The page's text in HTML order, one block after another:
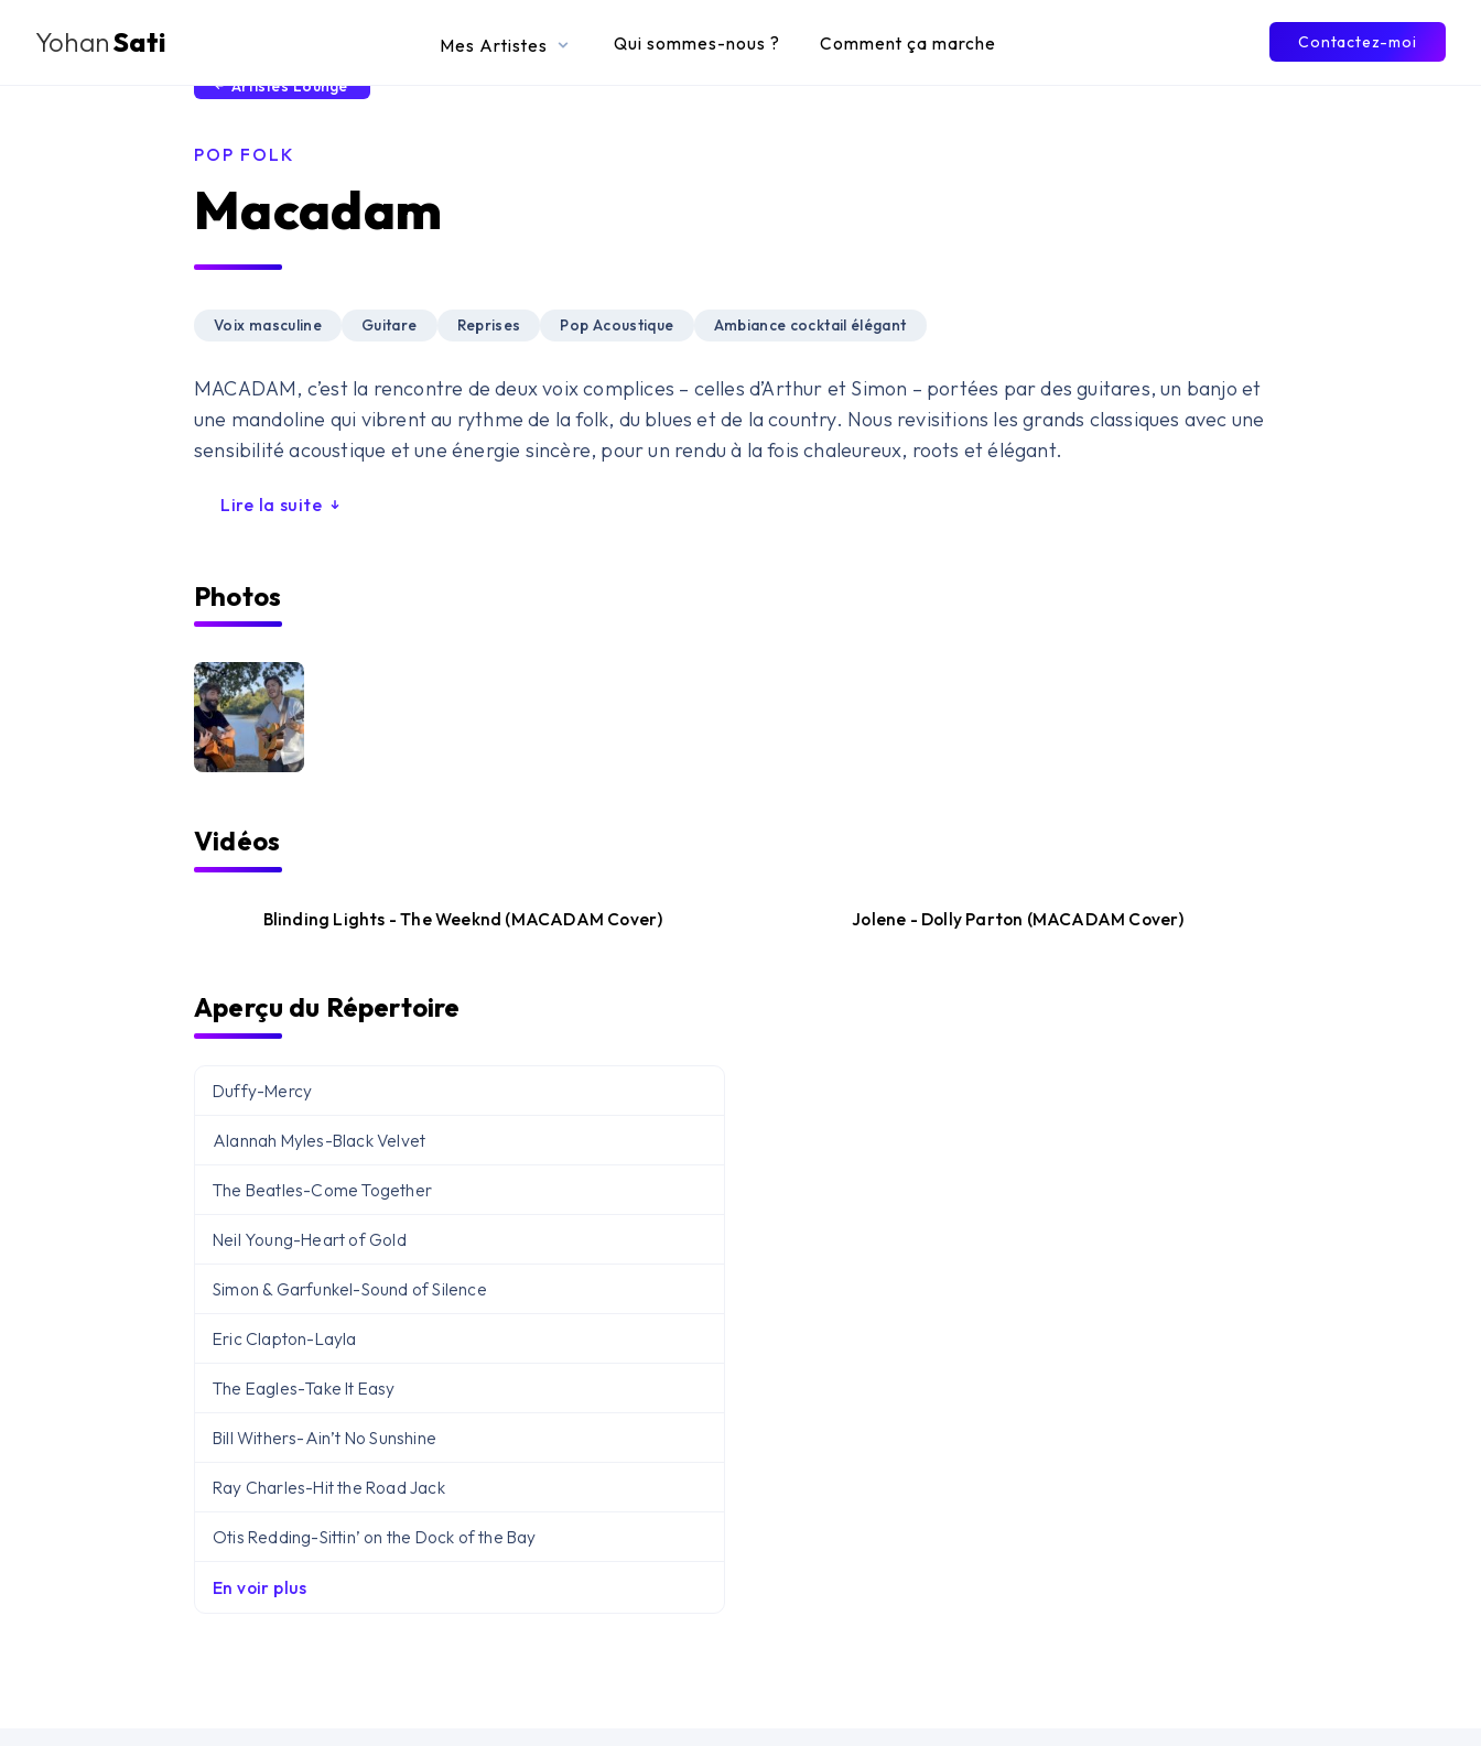
YohanSati Mes Artistes Qui sommes-nous ? Comment ça marche Contactez-moi
Artistes Lounge
POP FOLK
Macadam
Voix masculine Guitare Reprises Pop Acoustique Ambiance cocktail élégant
MACADAM, c’est la rencontre de deux voix complices – celles d’Arthur et Simon – portées par des guitares, un banjo et
une mandoline qui vibrent au rythme de la folk, du blues et de la country. Nous revisitions les grands classiques avec une
sensibilité acoustique et une énergie sincère, pour un rendu à la fois chaleureux, roots et élégant.
Lire la suite
Photos
Vidéos
Blinding Lights - The Weeknd (MACADAM Cover) Jolene - Dolly Parton (MACADAM Cover)
Aperçu du Répertoire
Duffy-Mercy
Alannah Myles-Black Velvet
The Beatles-Come Together
Neil Young-Heart of Gold
Simon & Garfunkel-Sound of Silence
Eric Clapton-Layla
The Eagles-Take It Easy
Bill Withers-Ain’t No Sunshine
Ray Charles-Hit the Road Jack
Otis Redding-Sittin’ on the Dock of the Bay
En voir plus